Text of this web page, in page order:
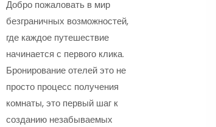
Добро пожаловать в мир
безграничных возможностей,
где каждое путешествие
начинается с первого клика.
Бронирование отелей это не
просто процесс получения
комнаты, это первый шаг к
созданию незабываемых